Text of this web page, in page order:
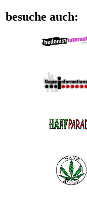
besuche auch: